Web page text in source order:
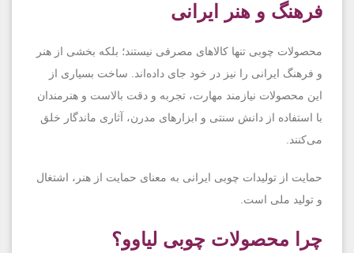
فرهنگ و هنر ایرانی
محصولات چوبی تنها کالاهای مصرفی نیستند؛ بلکه بخشی از هنر
و فرهنگ ایرانی را نیز در خود جای داده‌اند. ساخت بسیاری از
این محصولات نیازمند مهارت، تجربه و دقت بالاست و هنرمندان
با استفاده از دانش سنتی و ابزارهای مدرن، آثاری ماندگار خلق
می‌کنند.
حمایت از تولیدات چوبی ایرانی به معنای حمایت از هنر، اشتغال
و تولید ملی است.
چرا محصولات چوبی لیاوو؟